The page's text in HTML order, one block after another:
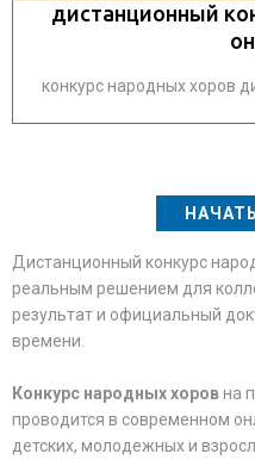
дистанционный
конкурс народных хоров
Дистанционный конкурс
реальным решением для
результат и официальный
времени.
Конкурс народных хоровна
проводится в современном
детских, молодежных и